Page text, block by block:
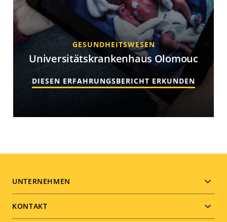
GESUNDHEITSWESEN
Universitätskrankenhaus Olomouc
DIESEN ERFAHRUNGSBERICHT ERKUNDEN
Footer
menu
UNTERNEHMEN
KONTAKT